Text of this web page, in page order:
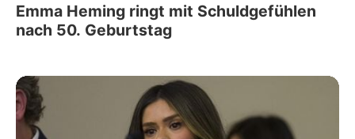
Emma Heming ringt mit Schuldgefühlen
nach 50. Geburtstag